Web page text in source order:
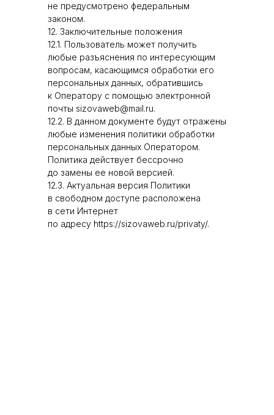
не предусмотрено федеральным
законом.
12. Заключительные положения
12.1. Пользователь может получить
любые разъяснения по интересующим
вопросам, касающимся обработки его
персональных данных, обратившись
к Оператору с помощью электронной
почты sizovaweb@mail.ru.
12.2. В данном документе будут отражены
любые изменения политики обработки
персональных данных Оператором.
Политика действует бессрочно
до замены ее новой версией.
12.3. Актуальная версия Политики
в свободном доступе расположена
в сети Интернет
по адресу https://sizovaweb.ru/privaty/.